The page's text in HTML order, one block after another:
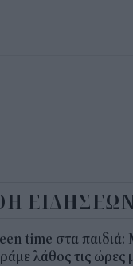
ΕΙΔΗΣΕΩΝ
time στα
λάθος τις ώρες